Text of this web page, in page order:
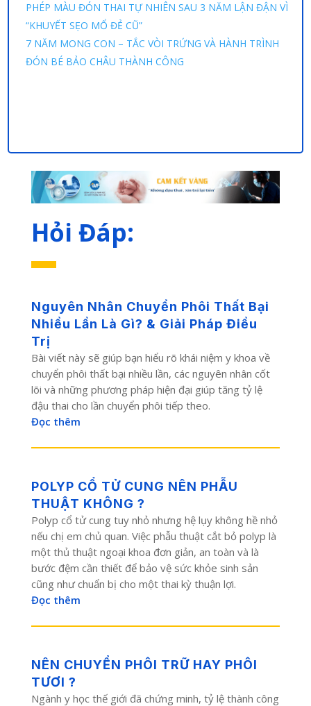
PHÉP MÀU ĐÓN THAI TỰ NHIÊN SAU 3 NĂM LẬN ĐẬN VÌ
“KHUYẾT SẸO MỔ ĐẺ CŨ”
7 NĂM MONG CON – TẮC VÒI TRỨNG VÀ HÀNH TRÌNH
ĐÓN BÉ BẢO CHÂU THÀNH CÔNG
Hỏi Đáp:
Nguyên Nhân Chuyển Phôi Thất Bại
Nhiều Lần Là Gì? & Giải Pháp Điều
Trị
Bài viết này sẽ giúp bạn hiểu rõ khái niệm y khoa về
chuyển phôi thất bại nhiều lần, các nguyên nhân cốt
lõi và những phương pháp hiện đại giúp tăng tỷ lệ
đậu thai cho lần chuyển phôi tiếp theo.
Đọc thêm
POLYP CỔ TỬ CUNG NÊN PHẪU
THUẬT KHÔNG ?
Polyp cổ tử cung tuy nhỏ nhưng hệ lụy không hề nhỏ
nếu chị em chủ quan. Việc phẫu thuật cắt bỏ polyp là
một thủ thuật ngoại khoa đơn giản, an toàn và là
bước đệm cần thiết để bảo vệ sức khỏe sinh sản
cũng như chuẩn bị cho một thai kỳ thuận lợi.
Đọc thêm
NÊN CHUYỂN PHÔI TRỮ HAY PHÔI
TƯƠI ?
Ngành y học thế giới đã chứng minh, tỷ lệ thành công